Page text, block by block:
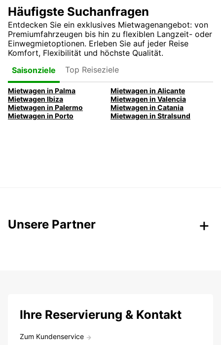
Häufigste Suchanfragen
Entdecken Sie ein exklusives Mietwagenangebot: von
Premiumfahrzeugen bis hin zu flexiblen Langzeit- oder
Einwegmietoptionen. Erleben Sie auf jeder Reise
Komfort, Flexibilität und höchste Qualität.
Saisonziele
Top Reiseziele
Mietwagen in Palma
Mietwagen in Alicante
Mietwagen Ibiza
Mietwagen in Valencia
Mietwagen in Palermo
Mietwagen in Catania
Mietwagen in Porto
Mietwagen in Stralsund
Unsere Partner
Ihre Reservierung & Kontakt
Zum Kundenservice